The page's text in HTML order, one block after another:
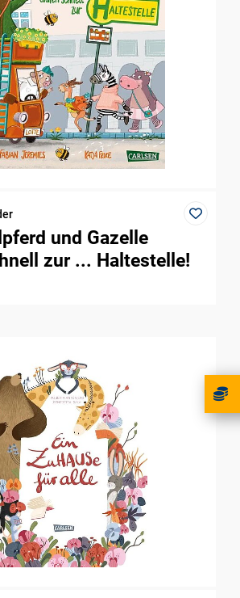
und Gazelle
zur ... Haltestelle!